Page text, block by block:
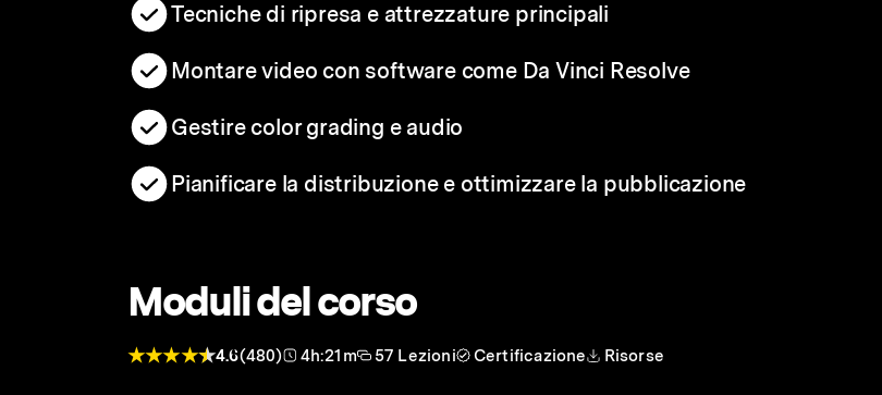
Tecniche di ripresa e attrezzature principali
Montare video con software come Da Vinci Resolve
Gestire color grading e audio
Pianificare la distribuzione e ottimizzare la pubblicazione
Moduli del corso
4.6(480) 4h:21m 57 Lezioni Certificazione Risorse